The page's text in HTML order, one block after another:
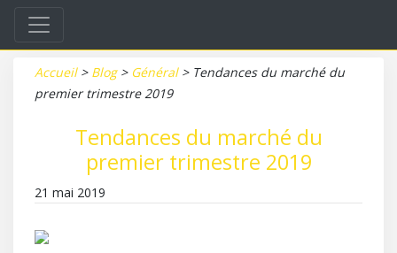
Accueil > Blog > Général > Tendances du marché du
premier trimestre 2019
Tendances du marché du
premier trimestre 2019
21 mai 2019